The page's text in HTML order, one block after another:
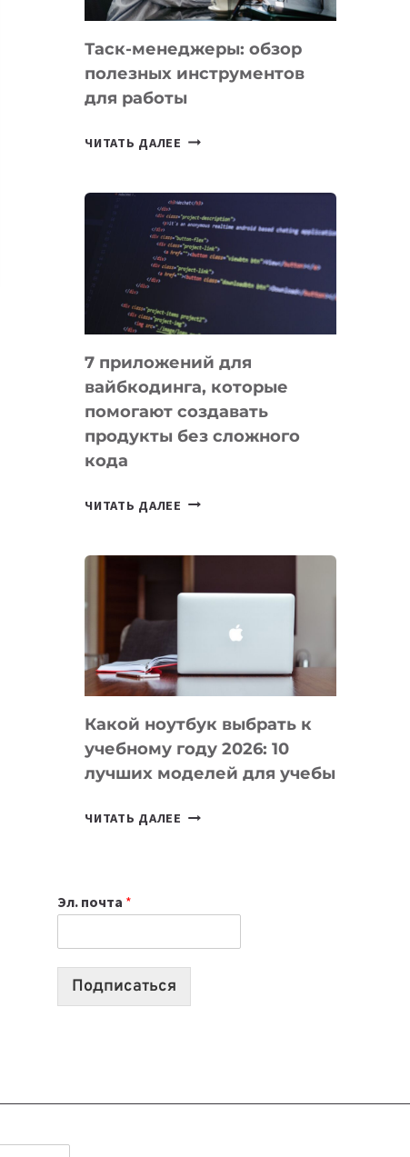
Таск-менеджеры: обзор
полезных инструментов
для работы
ЧИТАТЬ ДАЛЕЕ ТАСК-
ПОЛЕЗНЫХ
ИНСТРУМЕНТОВ
ДЛЯ
РАБОТЫ
7 приложений для
вайбкодинга, которые
помогают создавать
продукты без сложного
кода
ЧИТАТЬ ДАЛЕЕ
КОТОРЫЕ
СОЗДАВАТЬ
БЕЗ
КОДА
Какой ноутбук выбрать к
учебному году 2026: 10
лучших моделей для учебы
ЧИТАТЬ ДАЛЕЕ КАКОЙ
2026:
10
Эл. почта *
Подписаться